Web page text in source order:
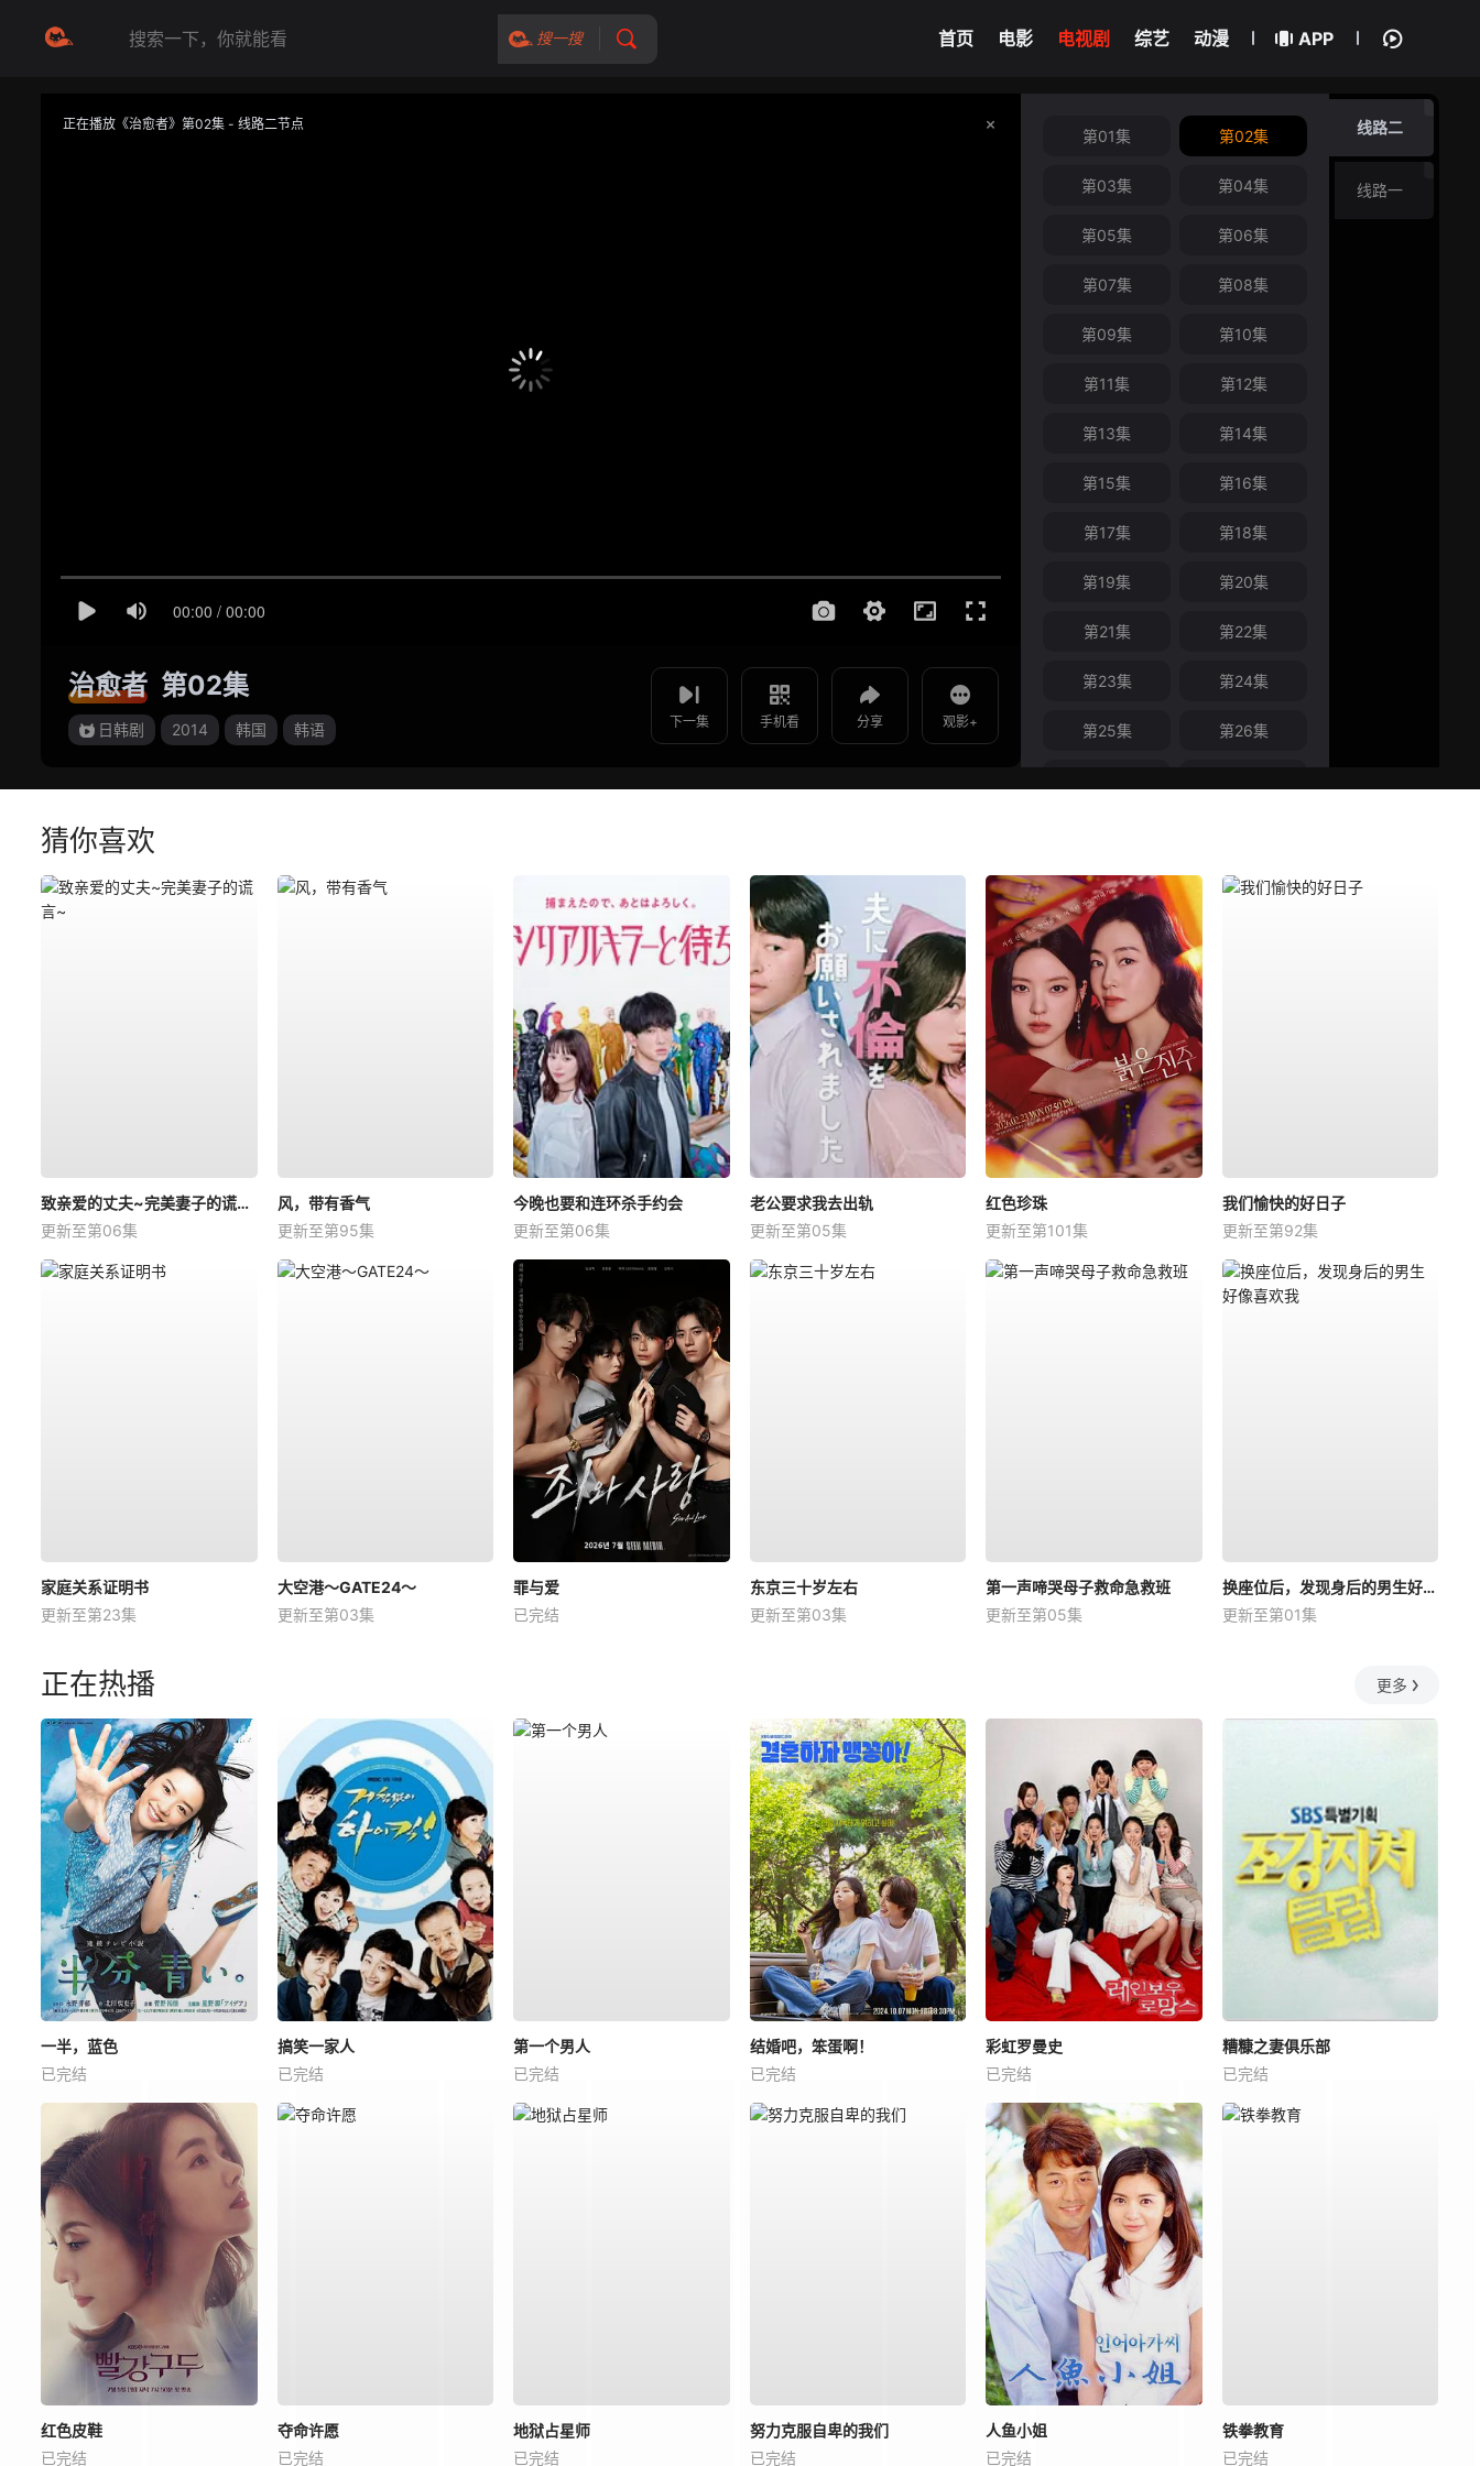
搜一搜 首页 电影 电视剧 综艺 动漫 APP
正在播放《治愈者》第02集 - 线路二节点
治愈者 第02集
日韩剧 2014 韩国 韩语 下一集 手机看 分享 观影+
如遇无法播放请提交给我们
线路二
线路一
第01集 第02集
第03集 第04集
第05集 第06集
第07集 第08集
第09集 第10集
第11集 第12集
第13集 第14集
第15集 第16集
第17集 第18集
第19集 第20集
第21集 第22集
第23集 第24集
第25集 第26集
猜你喜欢
致亲爱的丈夫~完美妻子的谎言~
更新至第06集
风，带有香气
更新至第95集
今晚也要和连环杀手约会
更新至第06集
老公要求我去出轨
更新至第05集
红色珍珠
更新至第101集
我们愉快的好日子
更新至第92集
家庭关系证明书
更新至第23集
大空港～GATE24～
更新至第03集
罪与爱
已完结
东京三十岁左右
更新至第03集
第一声啼哭母子救命急救班
更新至第05集
换座位后，发现身后的男生好像喜欢我
更新至第01集
正在热播 更多
一半，蓝色
已完结
搞笑一家人
已完结
第一个男人
已完结
结婚吧，笨蛋啊！
已完结
彩虹罗曼史
已完结
糟糠之妻俱乐部
已完结
红色皮鞋
已完结
夺命许愿
已完结
地狱占星师
已完结
努力克服自卑的我们
已完结
人鱼小姐
已完结
铁拳教育
已完结